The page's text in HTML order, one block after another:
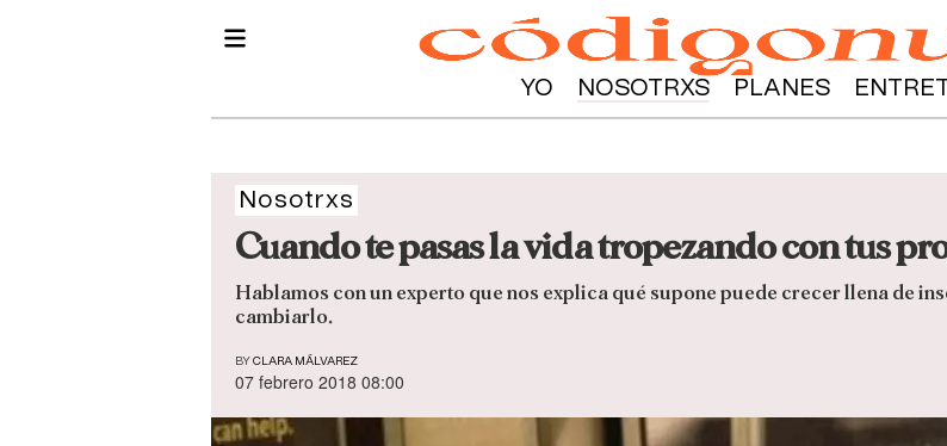
YO NOSOTRXS PLANES
Nosotrxs
Cuando te pasas la vida tropezando con tus
Hablamos con un experto que nos explica qué supone puede crecer llena de
cambiarlo.
BY CLARA MÁLVAREZ
07 febrero 2018 08:00